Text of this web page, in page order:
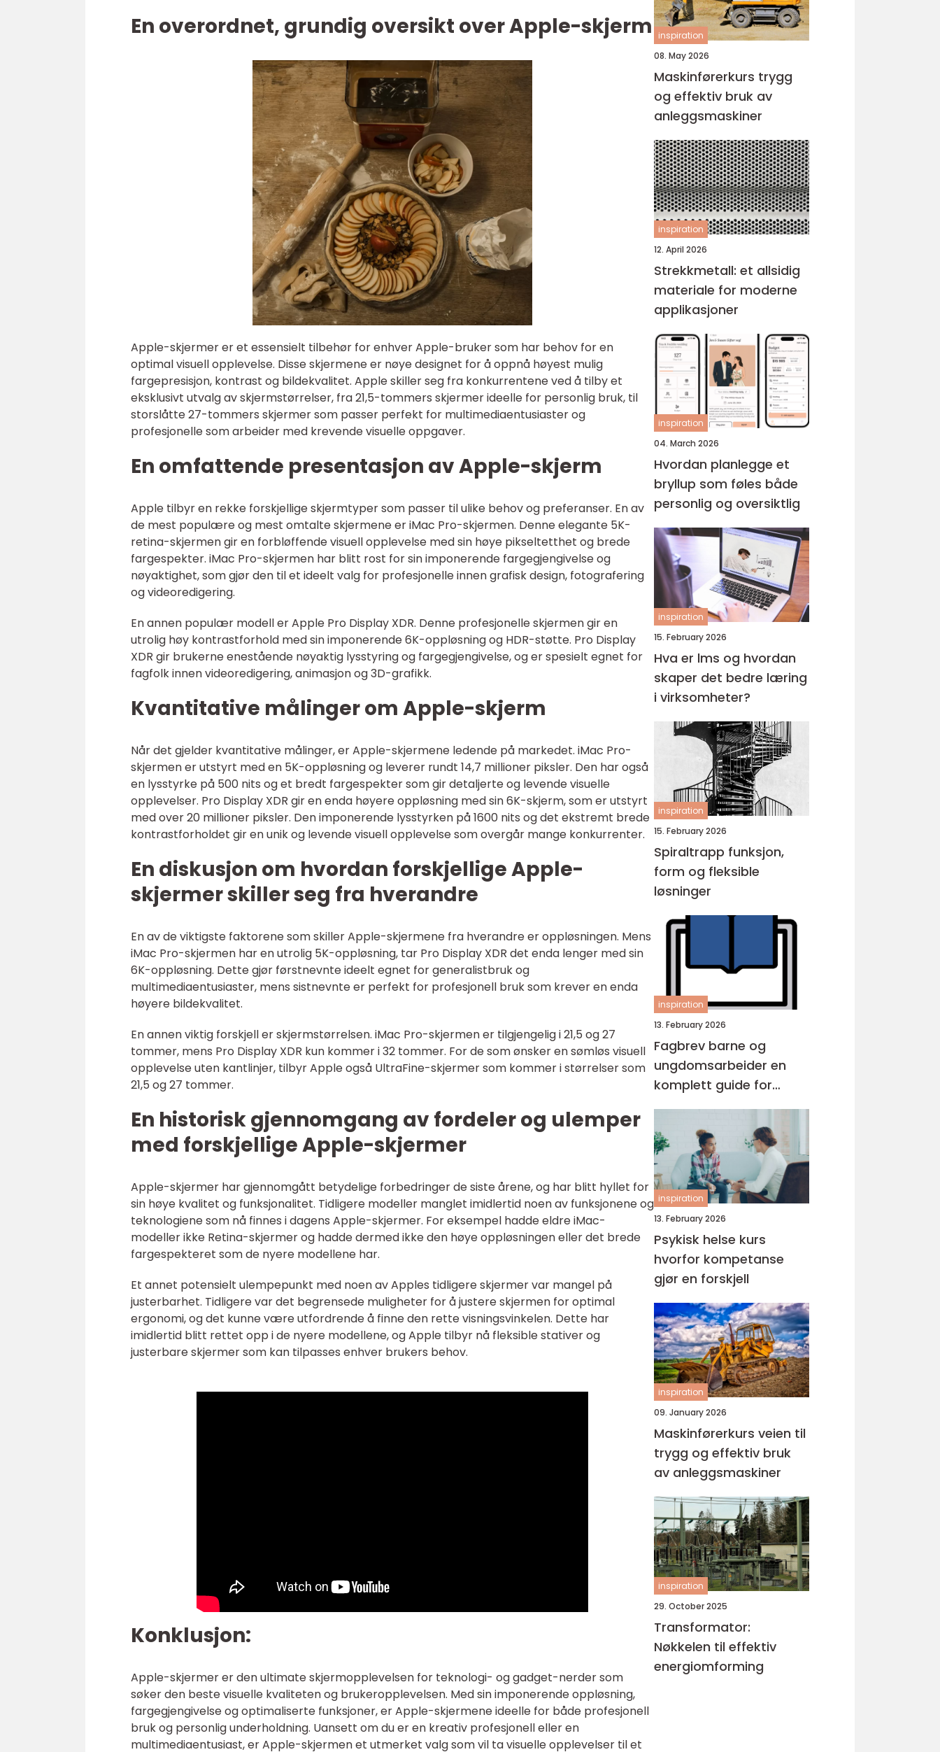
En overordnet, grundig oversikt over Apple-skjerm
Apple-skjermer er et essensielt tilbehør for enhver Apple-bruker som har behov for en
optimal visuell opplevelse. Disse skjermene er nøye designet for å oppnå høyest mulig
fargepresisjon, kontrast og bildekvalitet. Apple skiller seg fra konkurrentene ved å tilby et
eksklusivt utvalg av skjermstørrelser, fra 21,5-tommers skjermer ideelle for personlig bruk, til
storslåtte 27-tommers skjermer som passer perfekt for multimediaentusiaster og
profesjonelle som arbeider med krevende visuelle oppgaver.
En omfattende presentasjon av Apple-skjerm
Apple tilbyr en rekke forskjellige skjermtyper som passer til ulike behov og preferanser. En av
de mest populære og mest omtalte skjermene er iMac Pro-skjermen. Denne elegante 5K-
retina-skjermen gir en forbløffende visuell opplevelse med sin høye pikseltetthet og brede
fargespekter. iMac Pro-skjermen har blitt rost for sin imponerende fargegjengivelse og
nøyaktighet, som gjør den til et ideelt valg for profesjonelle innen grafisk design, fotografering
og videoredigering.
En annen populær modell er Apple Pro Display XDR. Denne profesjonelle skjermen gir en
utrolig høy kontrastforhold med sin imponerende 6K-oppløsning og HDR-støtte. Pro Display
XDR gir brukerne enestående nøyaktig lysstyring og fargegjengivelse, og er spesielt egnet for
fagfolk innen videoredigering, animasjon og 3D-grafikk.
Kvantitative målinger om Apple-skjerm
Når det gjelder kvantitative målinger, er Apple-skjermene ledende på markedet. iMac Pro-
skjermen er utstyrt med en 5K-oppløsning og leverer rundt 14,7 millioner piksler. Den har også
en lysstyrke på 500 nits og et bredt fargespekter som gir detaljerte og levende visuelle
opplevelser. Pro Display XDR gir en enda høyere oppløsning med sin 6K-skjerm, som er utstyrt
med over 20 millioner piksler. Den imponerende lysstyrken på 1600 nits og det ekstremt brede
kontrastforholdet gir en unik og levende visuell opplevelse som overgår mange konkurrenter.
En diskusjon om hvordan forskjellige Apple-
skjermer skiller seg fra hverandre
En av de viktigste faktorene som skiller Apple-skjermene fra hverandre er oppløsningen. Mens
iMac Pro-skjermen har en utrolig 5K-oppløsning, tar Pro Display XDR det enda lenger med sin
6K-oppløsning. Dette gjør førstnevnte ideelt egnet for generalistbruk og
multimediaentusiaster, mens sistnevnte er perfekt for profesjonell bruk som krever en enda
høyere bildekvalitet.
En annen viktig forskjell er skjermstørrelsen. iMac Pro-skjermen er tilgjengelig i 21,5 og 27
tommer, mens Pro Display XDR kun kommer i 32 tommer. For de som ønsker en sømløs visuell
opplevelse uten kantlinjer, tilbyr Apple også UltraFine-skjermer som kommer i størrelser som
21,5 og 27 tommer.
En historisk gjennomgang av fordeler og ulemper
med forskjellige Apple-skjermer
Apple-skjermer har gjennomgått betydelige forbedringer de siste årene, og har blitt hyllet for
sin høye kvalitet og funksjonalitet. Tidligere modeller manglet imidlertid noen av funksjonene og
teknologiene som nå finnes i dagens Apple-skjermer. For eksempel hadde eldre iMac-
modeller ikke Retina-skjermer og hadde dermed ikke den høye oppløsningen eller det brede
fargespekteret som de nyere modellene har.
Et annet potensielt ulempepunkt med noen av Apples tidligere skjermer var mangel på
justerbarhet. Tidligere var det begrensede muligheter for å justere skjermen for optimal
ergonomi, og det kunne være utfordrende å finne den rette visningsvinkelen. Dette har
imidlertid blitt rettet opp i de nyere modellene, og Apple tilbyr nå fleksible stativer og
justerbare skjermer som kan tilpasses enhver brukers behov.
Konklusjon:
Apple-skjermer er den ultimate skjermopplevelsen for teknologi- og gadget-nerder som
søker den beste visuelle kvaliteten og brukeropplevelsen. Med sin imponerende oppløsning,
fargegjengivelse og optimaliserte funksjoner, er Apple-skjermene ideelle for både profesjonell
bruk og personlig underholdning. Uansett om du er en kreativ profesjonell eller en
multimediaentusiast, er Apple-skjermen et utmerket valg som vil ta visuelle opplevelser til et
inspiration
08. May 2026
Maskinførerkurs trygg
og effektiv bruk av
anleggsmaskiner
inspiration
12. April 2026
Strekkmetall: et allsidig
materiale for moderne
applikasjoner
inspiration
04. March 2026
Hvordan planlegge et
bryllup som føles både
personlig og oversiktlig
inspiration
15. February 2026
Hva er lms og hvordan
skaper det bedre læring
i virksomheter?
inspiration
15. February 2026
Spiraltrapp funksjon,
form og fleksible
løsninger
inspiration
13. February 2026
Fagbrev barne og
ungdomsarbeider en
komplett guide for
voksne
inspiration
13. February 2026
Psykisk helse kurs
hvorfor kompetanse
gjør en forskjell
inspiration
09. January 2026
Maskinførerkurs veien til
trygg og effektiv bruk
av anleggsmaskiner
inspiration
29. October 2025
Transformator:
Nøkkelen til effektiv
energiomforming